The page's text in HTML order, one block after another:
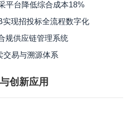
平台降低综合成本18%
实现招投标全流程数字化
规供应链管理系统
交易与溯源体系
创新应用